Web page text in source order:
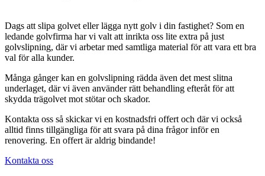
Dags att slipa golvet eller lägga nytt golv i din fastighet? Som en
ledande golvfirma har vi valt att inrikta oss lite extra på just
golvslipning, där vi arbetar med samtliga material för att vara ett bra
val för alla kunder.
Många gånger kan en golvslipning rädda även det mest slitna
underlaget, där vi även använder rätt behandling efteråt för att
skydda trägolvet mot stötar och skador.
Kontakta oss så skickar vi en kostnadsfri offert och där vi också
alltid finns tillgängliga för att svara på dina frågor inför en
renovering. En offert är aldrig bindande!
Kontakta oss